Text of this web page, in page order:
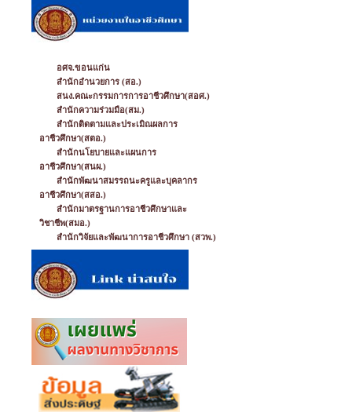
อศจ.ขอนแก่น
สำนักอำนวยการ (สอ.)
สนง.คณะกรรมการการอาชีวศึกษา(สอศ.)
สำนักความร่วมมือ(สม.)
สำนักติดตามและประเมิณผลการ
อาชีวศึกษา(สตอ.)
สำนักนโยบายและแผนการ
อาชีวศึกษา(สนผ.)
สำนักพัฒนาสมรรถนะครูและบุคลากร
อาชีวศึกษา(สสอ.)
สำนักมาตรฐานการอาชีวศึกษาและ
วิชาชีพ(สมอ.)
สำนักวิจัยและพัฒนาการอาชีวศึกษา (สวพ.)